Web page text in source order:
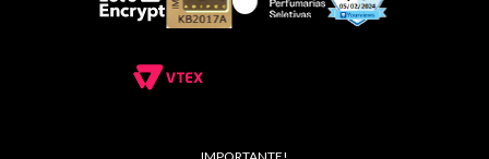
IMPORTANTE!